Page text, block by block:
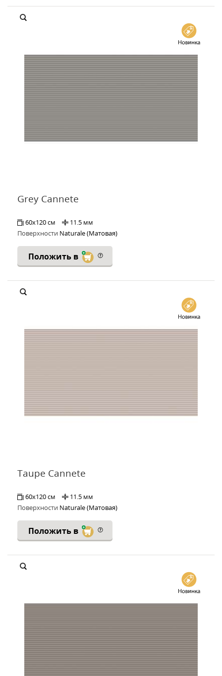
Grey Cannete
60x120 см
11.5 мм
Поверхности Naturale (Матовая)
Положить в
Taupe Cannete
60x120 см
11.5 мм
Поверхности Naturale (Матовая)
Положить в